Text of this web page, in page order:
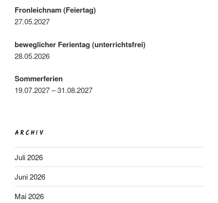
Fronleichnam (Feiertag)
27.05.2027
beweglicher Ferientag (unterrichtsfrei)
28.05.2026
Sommerferien
19.07.2027 – 31.08.2027
ARCHIV
Juli 2026
Juni 2026
Mai 2026